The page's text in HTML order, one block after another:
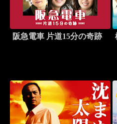
阪急電車 片道15分の奇跡